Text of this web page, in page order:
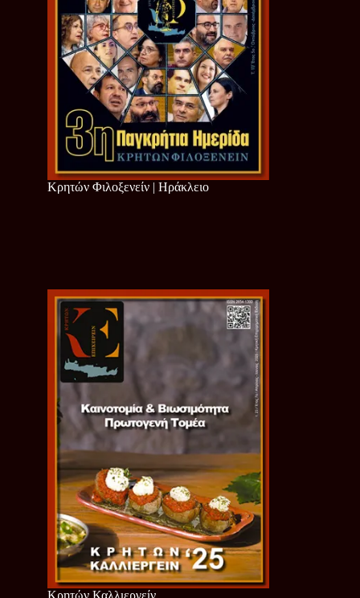
Κρητών Φιλοξενείν | Ηράκλειο